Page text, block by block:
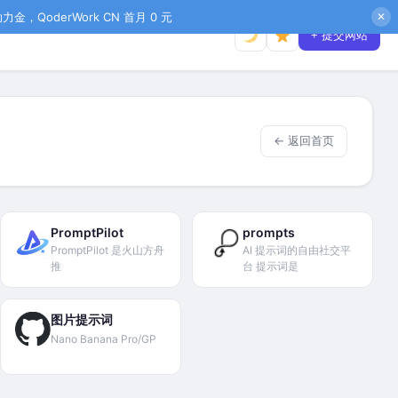
金，QoderWork CN 首月 0 元 ✕
+ 提交网站
← 返回首页
PromptPilot
PromptPilot 是火山方舟
推
prompts
AI 提示词的自由社交平
台 提示词是
图片提示词
Nano Banana Pro/GP